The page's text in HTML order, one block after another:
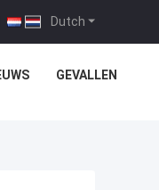
Dutch
GEVALLEN